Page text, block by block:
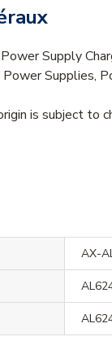
Supply
Supplies,
is subject to
AX-